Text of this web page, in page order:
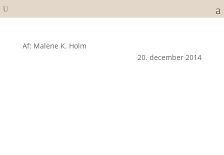
Af: Malene K. Holm
20. december 2014